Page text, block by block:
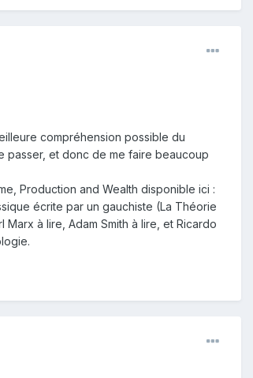
compréhension possible du
passer, et donc de me faire beaucoup
Production and Wealth disponible ici :
écrite par un gauchiste (La Théorie
à lire, Adam Smith à lire, et Ricardo